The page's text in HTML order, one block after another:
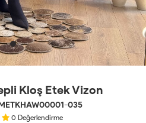
Kloş Etek Vizon
035
0 Değerlendirme